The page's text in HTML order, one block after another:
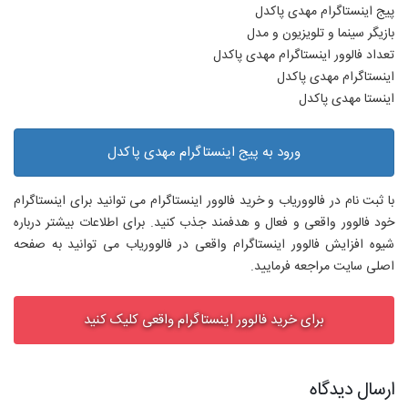
پیج اینستاگرام مهدی پاکدل
بازیگر سینما و تلویزیون و مدل
تعداد فالوور اینستاگرام مهدی پاکدل
اینستاگرام مهدی پاکدل
اینستا مهدی پاکدل
ورود به پیج اینستاگرام مهدی پاکدل
با ثبت نام در فالووریاب و خرید فالوور اینستاگرام می توانید برای اینستاگرام
خود فالوور واقعی و فعال و هدفمند جذب کنید. برای اطلاعات بیشتر درباره
شیوه افزایش فالوور اینستاگرام واقعی در فالووریاب می توانید به صفحه
اصلی سایت مراجعه فرمایید.
برای خرید فالوور اینستاگرام واقعی کلیک کنید
ارسال دیدگاه